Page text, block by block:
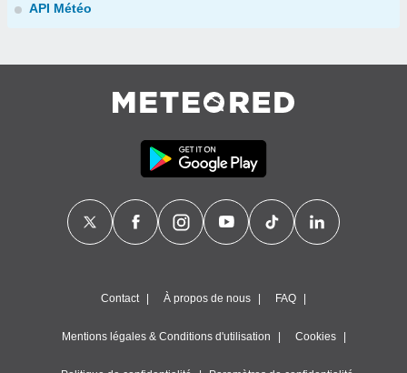
API Météo
Contact À propos de nous FAQ
Mentions légales & Conditions d'utilisation Cookies